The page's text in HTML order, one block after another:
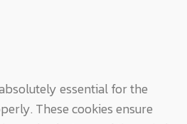
essential for the
These cookies ensure